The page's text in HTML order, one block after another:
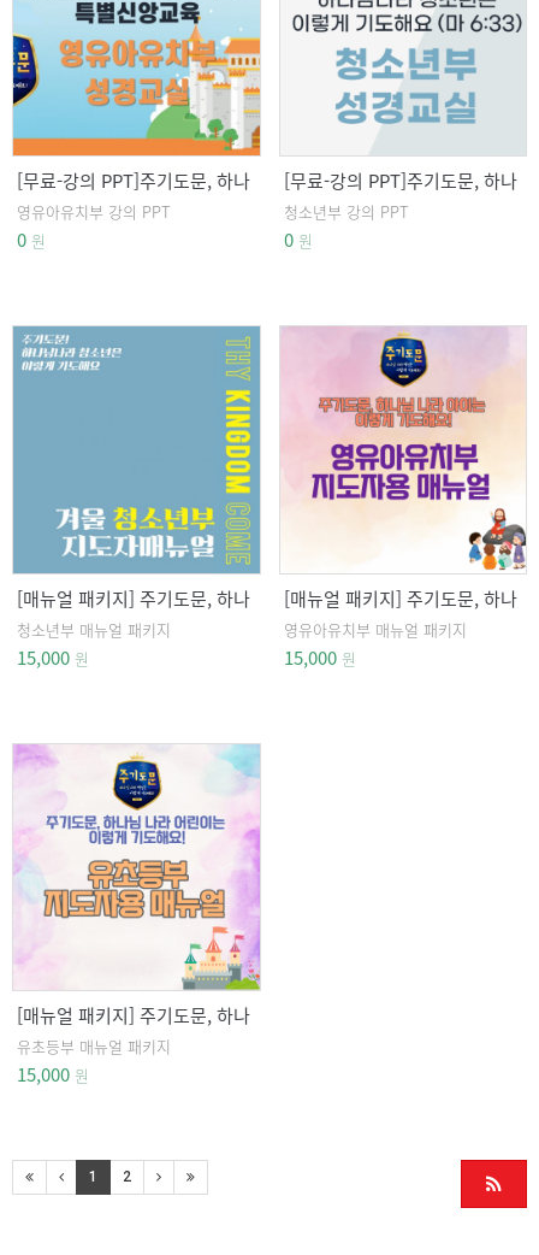
[무료-강의 PPT]주기도문, 하나
님 나라 백성은 이렇게 기도해
요 영유아유치부
영유아유치부 강의 PPT
0 원
[무료-강의 PPT]주기도문, 하나
님 나라 백성은 이렇게 기도해
요 청소년부
청소년부 강의 PPT
0 원
[매뉴얼 패키지] 주기도문, 하나
님 나라 백성은 이렇게 기도해
요 청소년부
청소년부 매뉴얼 패키지
15,000 원
[매뉴얼 패키지] 주기도문, 하나
님 나라 백성은 이렇게 기도해
요 영유아유치부
영유아유치부 매뉴얼 패키지
15,000 원
[매뉴얼 패키지] 주기도문, 하나
님 나라 백성은 이렇게 기도해
요 유초등부
유초등부 매뉴얼 패키지
15,000 원
1 2